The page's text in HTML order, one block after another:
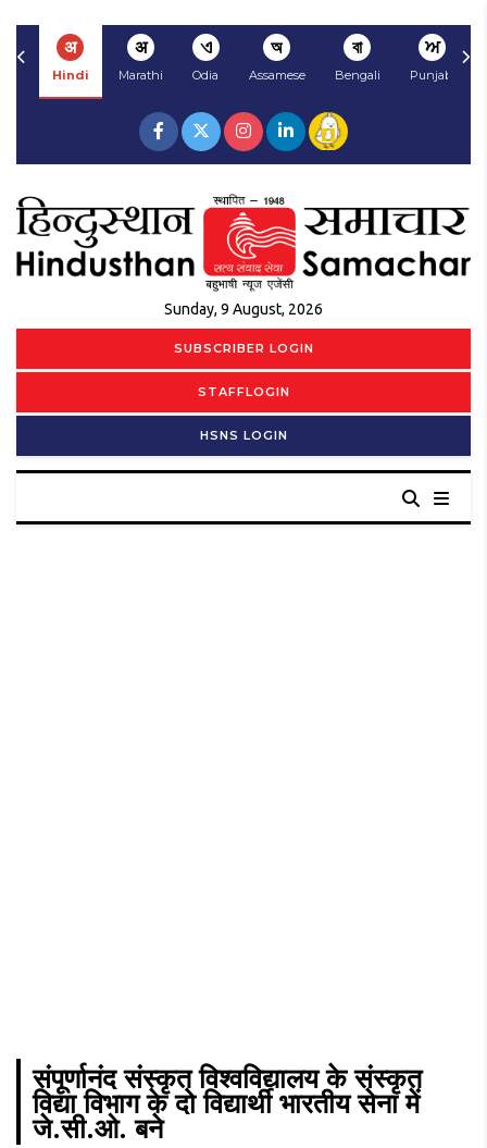
अ
Hindi
अ
Marathi
ଏ
Odia
অ
Assamese
বা
Bengali
ਅ
Punjabi
Sunday, 9 August, 2026
SUBSCRIBER LOGIN
STAFFLOGIN
HSNS LOGIN
संपूर्णानंद संस्कृत विश्वविद्यालय के संस्कृत
विद्या विभाग के दो विद्यार्थी भारतीय सेना में
जे.सी.ओ. बने